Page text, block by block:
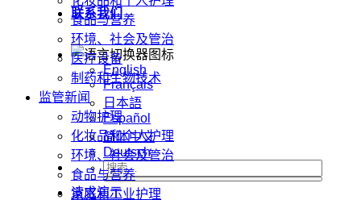
联系我们
English
Français
日本語
Español
简体中文
Deutsch
请求演示
食品与营养
环境、社会及管治
医疗设备
制药和生物技术
监管新闻
动物护理
化妆品和个人护理
环境、社会及管治
食品与营养
家庭和工业护理